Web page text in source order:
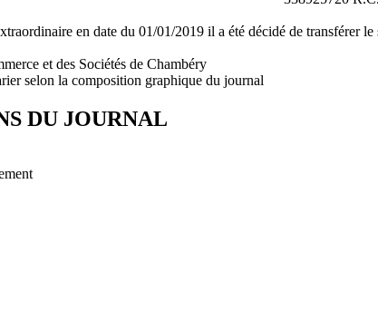
en date du 01/01/2019 il a été décidé de transférer
et des Sociétés de Chambéry
selon la composition graphique du journal
DU JOURNAL